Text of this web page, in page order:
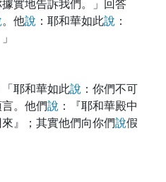
據實地告訴我們。」回答
。他說 ：耶和華如此說 ：
「耶和華如此說 ：你們不可
。他們說 ：『耶和華殿中
』；其實他們向你們說假